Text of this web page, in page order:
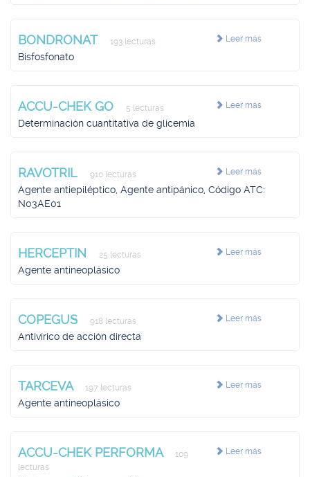
Leer más
BONDRONAT 193 lecturas
Bisfosfonato
Leer más
ACCU-CHEK GO 5 lecturas
Determinación cuantitativa de glicemia
Leer más
RAVOTRIL 910 lecturas
Agente antiepiléptico, Agente antipánico, Código ATC:
N03AE01
Leer más
HERCEPTIN 25 lecturas
Agente antineoplásico
Leer más
COPEGUS 918 lecturas
Antivírico de acción directa
Leer más
TARCEVA 197 lecturas
Agente antineoplásico
Leer más
ACCU-CHEK PERFORMA
109
lecturas